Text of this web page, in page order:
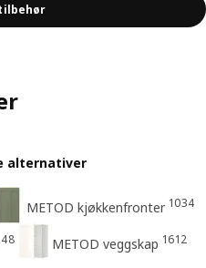
alternativer
METOD kjøkkenfronter 1034
48 METOD veggskap 1612